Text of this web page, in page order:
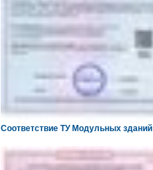
Соответствие ТУ Модульных зданий